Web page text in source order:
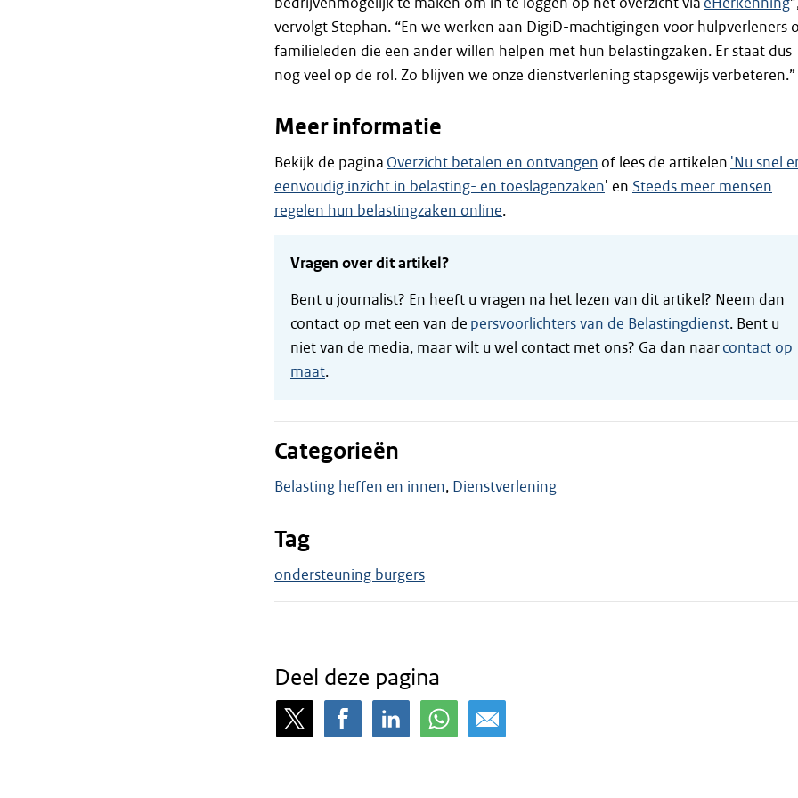
vervolgt Stephan. “En we werken aan DigiD-machtigingen voor hulpverleners
familieleden die een ander willen helpen met hun belastingzaken. Er staat dus
nog veel op de rol. Zo blijven we onze dienstverlening stapsgewijs verbeteren.”
Meer informatie
Bekijk de pagina Overzicht betalen en ontvangen of lees de artikelen 'Nu snel
eenvoudig inzicht in belasting- en toeslagenzaken' en Steeds meer mensen
regelen hun belastingzaken online.
Vragen over dit artikel?
Bent u journalist? En heeft u vragen na het lezen van dit artikel? Neem dan
contact op met een van de persvoorlichters van de Belastingdienst. Bent u
niet van de media, maar wilt u wel contact met ons? Ga dan naarcontact op
maat.
Categorieën
Belasting heffen en innen Dienstverlening
Tag
ondersteuning burgers
Deel deze pagina